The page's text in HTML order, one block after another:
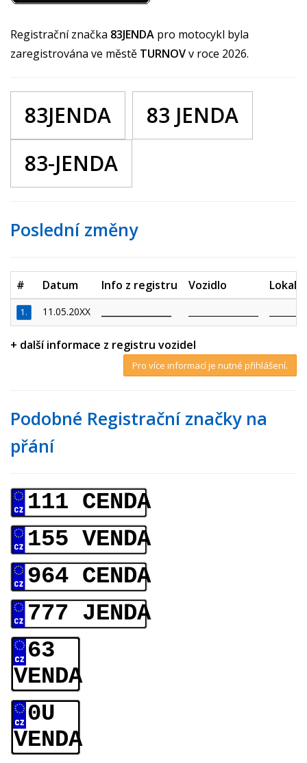
Registrační značka 83JENDA pro motocykl byla
zaregistrována ve městě TURNOVv roce 2026.
83JENDA
83 JENDA
83-JENDA
Poslední změny
# Datum Info z registru Vozidlo
1. 11.05.20XX
+ další informace z registru vozidel
Pro více informací je nutné přihlášení.
Podobné Registrační značky na
přání
111 CENDA
155 VENDA
964 CENDA
777 JENDA
63
VENDA
0U
VENDA